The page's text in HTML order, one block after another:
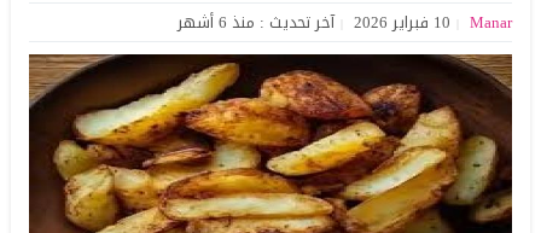
Manar 10 فبراير 2026 آخر تحديث : منذ 6 أشهر